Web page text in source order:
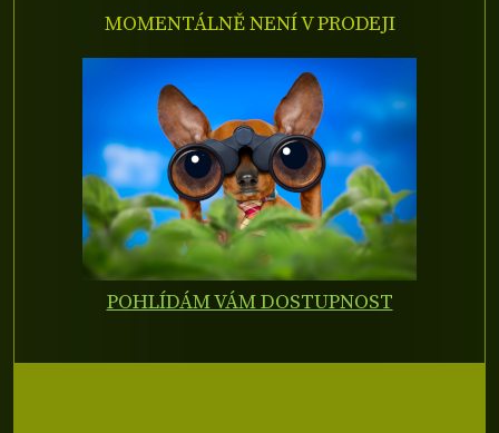
MOMENTÁLNĚ NENÍ V PRODEJI
POHLÍDÁM VÁM DOSTUPNOST